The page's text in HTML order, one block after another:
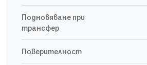
Подновяване при
трансфер
Поверителност